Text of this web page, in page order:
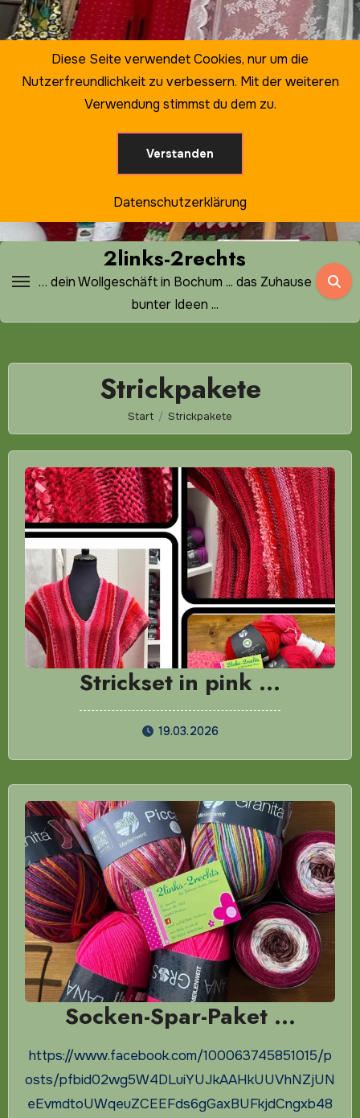
Zum
Inhalt
2links-2rechts
… dein Wollgeschäft in Bochum ... das Zuhause
bunter Ideen ...
Strickpakete
Start Strickpakete
Strickset in pink …
19.03.2026
Socken-Spar-Paket …
https://www.facebook.com/100063745851015/p
osts/pfbid02wg5W4DLuiYUJkAAHkUUVhNZjUN
eEvmdtoUWqeuZCEEFds6gGaxBUFkjdCngxb48
Diese Seite verwendet Cookies, nur um die
Nutzerfreundlichkeit zu verbessern. Mit der weiteren
Verwendung stimmst du dem zu.
Verstanden
Datenschutzerklärung